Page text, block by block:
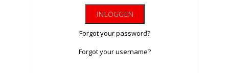
Forgot your password?
Forgot your username?